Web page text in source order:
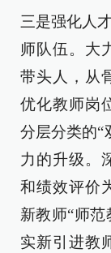
三是强化人
师队伍。大
带头人，从
优化教师岗
分层分类的“
力的升级。
和绩效评价
新教师“师
实新引进教